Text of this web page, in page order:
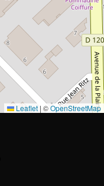
Leaflet | ©OpenStreetMap